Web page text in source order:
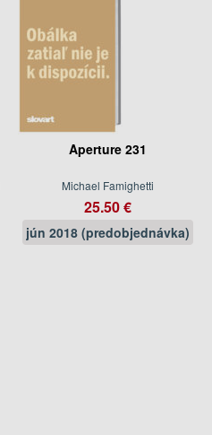
Aperture 231
Michael Famighetti
25.50 €
jún 2018 (predobjednávka)